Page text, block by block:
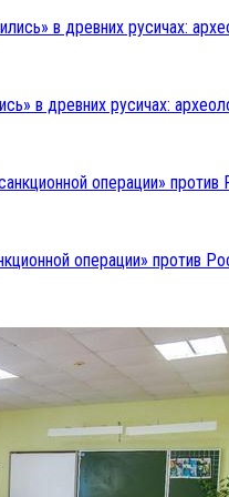
в древних русичах:
операции» против